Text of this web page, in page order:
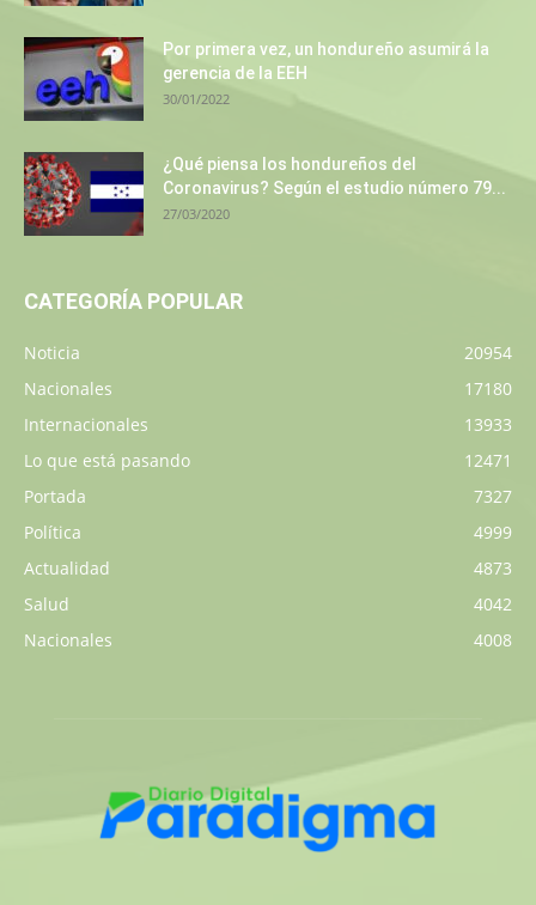
Por primera vez, un hondureño asumirá la
gerencia de la EEH
30/01/2022
¿Qué piensa los hondureños del
Coronavirus? Según el estudio número 79...
27/03/2020
CATEGORÍA POPULAR
Noticia
20954
Nacionales
17180
Internacionales
13933
Lo que está pasando
12471
Portada
7327
Política
4999
Actualidad
4873
Salud
4042
Nacionales
4008